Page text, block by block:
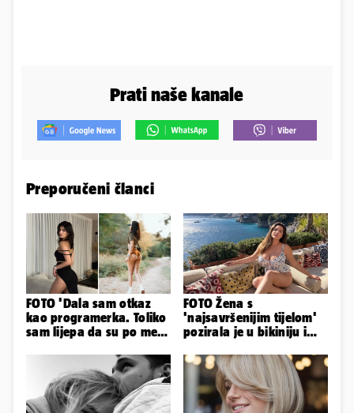
Prati naše kanale
Preporučeni članci
FOTO 'Dala sam otkaz
kao programerka. Toliko
sam lijepa da su po meni
FOTO Žena s
'najsavršenijim tijelom'
pozirala je u bikiniju i
obline...